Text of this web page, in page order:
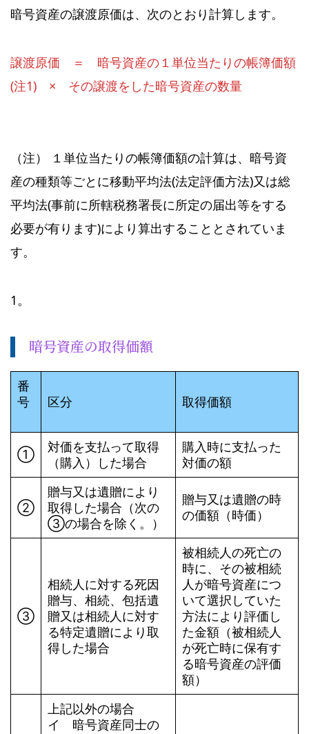
暗号資産の譲渡原価は、次のとおり計算します。
譲渡原価 ＝ 暗号資産の１単位当たりの帳簿価額
(注1) × その譲渡をした暗号資産の数量
（注） １単位当たりの帳簿価額の計算は、暗号資
産の種類等ごとに移動平均法(法定評価方法)又は総
平均法(事前に所轄税務署長に所定の届出等をする
必要が有ります)により算出することとされていま
す。
1。
暗号資産の取得価額
番
号
区分 取得価額
①
対価を支払って取得
（購入）した場合
購入時に支払った
対価の額
➁
贈与又は遺贈により
取得した場合（次の
③の場合を除く。）
贈与又は遺贈の時
の価額（時価）
➂
相続人に対する死因
贈与、相続、包括遺
贈又は相続人に対す
る特定遺贈により取
得した場合
被相続人の死亡の
時に、その被相続
人が暗号資産につ
いて選択していた
方法により評価し
た金額（被相続人
が死亡時に保有す
る暗号資産の評価
額）
上記以外の場合
イ 暗号資産同士の